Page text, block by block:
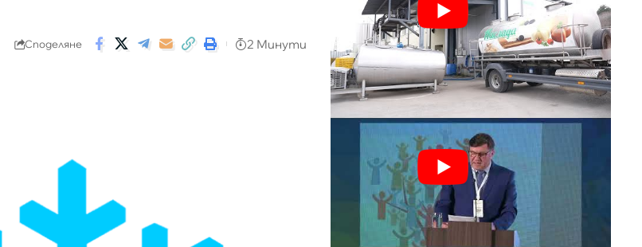
Споделяне 2 Минути